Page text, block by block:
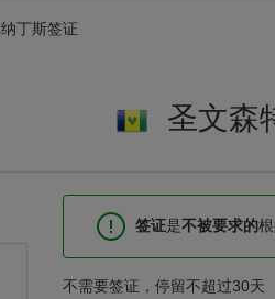
丁斯签证
圣文森
签证是不被要求的
不需要签证，停留不超过30天